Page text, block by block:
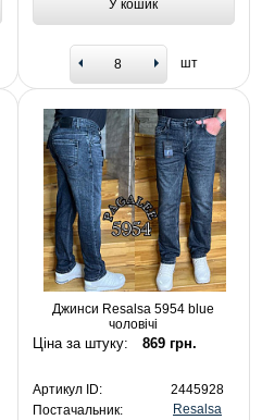
У кошик
шт
Джинси Resalsa 5954 blue
чоловічі
Ціна за штуку: 869 грн.
Артикул ID:
2445928
Постачальник:
Resalsa